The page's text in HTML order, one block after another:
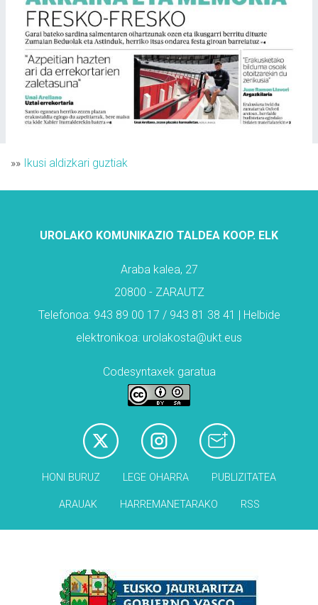
»» Ikusi aldizkari guztiak
UROLAKO KOMUNIKAZIO TALDEA KOOP. ELK
Araba kalea, 27
20800 - ZARAUTZ
Telefonoa: 943 89 00 17 / 943 81 38 41 | Helbide
elektronikoa: urolakosta@ukt.eus
Codesyntaxek garatua
HONI BURUZ LEGE OHARRA PUBLIZITATEA
ARAUAK HARREMANETARAKO RSS